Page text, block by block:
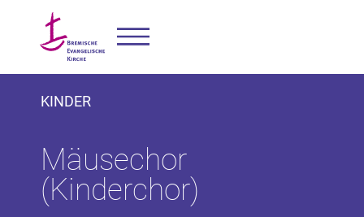
KINDER
Mäusechor
(Kinderchor)